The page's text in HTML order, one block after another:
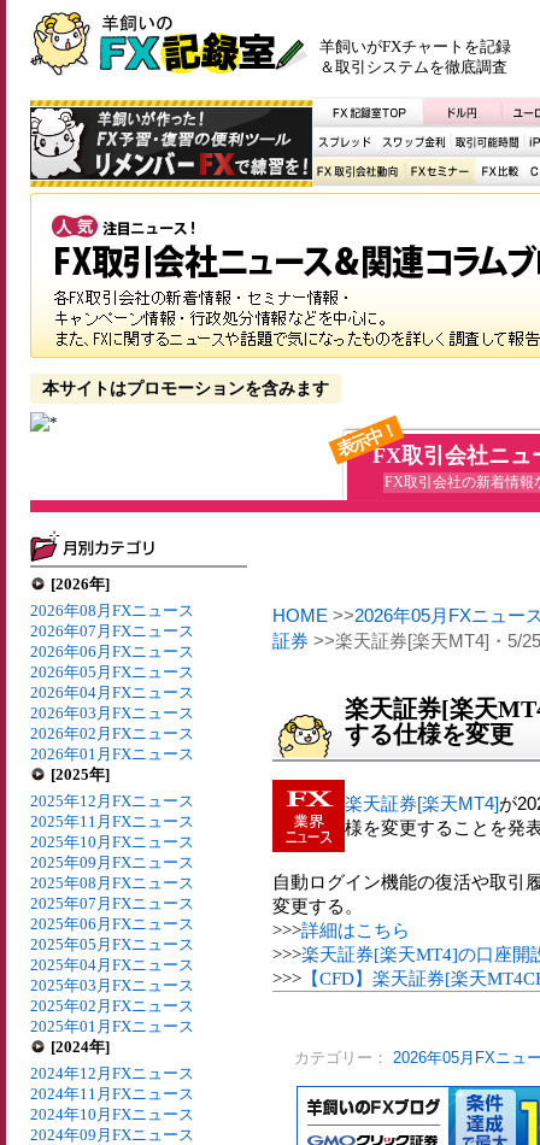
羊飼いがFXチャートを記録
＆取引システムを徹底調査
本サイトはプロモーションを含みます
表示中！FX取引会社ニュ
FX取引会社の新着情報
[2026年]
2026年08月FXニュース
2026年07月FXニュース
2026年06月FXニュース
2026年05月FXニュース
2026年04月FXニュース
2026年03月FXニュース
2026年02月FXニュース
2026年01月FXニュース
[2025年]
2025年12月FXニュース
2025年11月FXニュース
2025年10月FXニュース
2025年09月FXニュース
2025年08月FXニュース
2025年07月FXニュース
2025年06月FXニュース
2025年05月FXニュース
2025年04月FXニュース
2025年03月FXニュース
2025年02月FXニュース
2025年01月FXニュース
[2024年]
2024年12月FXニュース
2024年11月FXニュース
2024年10月FXニュース
2024年09月FXニュース
HOME >>2026年05月FXニュー
証券 >>楽天証券[楽天MT4]・5/
楽天証券[楽天
する仕様を変更
楽天証券[楽天MT4]が
様を変更することを発
自動ログイン機能の復活や取引
変更する。
>>>詳細はこちら
>>>楽天証券[楽天MT4]の口座開
>>> 【CFD】楽天証券[楽天
カテゴリー： 2026年05月FXニュ